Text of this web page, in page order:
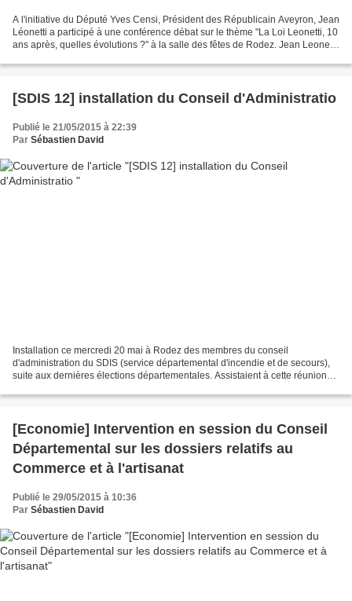
A l'initiative du Député Yves Censi, Président des Républicain Aveyron, Jean
Léonetti a participé à une conférence débat sur le thème "La Loi Leonetti, 10
ans après, quelles évolutions ?" à la salle des fêtes de Rodez. Jean Leonetti
[SDIS 12] installation du Conseil d'Administratio
Publié le 21/05/2015 à 22:39
Par Sébastien David
Installation ce mercredi 20 mai à Rodez des membres du conseil
d'administration du SDIS (service départemental d'incendie et de secours),
suite aux dernières élections départementales. Assistaient à cette réunion
[Economie] Intervention en session du Conseil
Départemental sur les dossiers relatifs au
Commerce et à l'artisanat
Publié le 29/05/2015 à 10:36
Par Sébastien David